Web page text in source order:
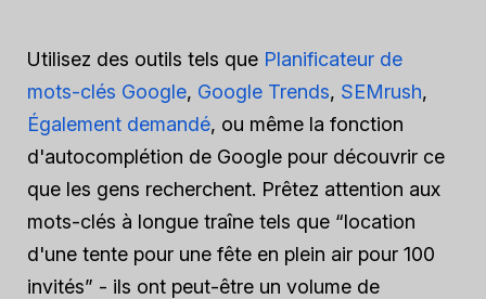
Utilisez des outils tels que Planificateur de
mots-clés Google, Google Trends, SEMrush,
Également demandé, ou même la fonction
d'autocomplétion de Google pour découvrir ce
que les gens recherchent. Prêtez attention aux
mots-clés à longue traîne tels que “location
d'une tente pour une fête en plein air pour 100
invités” - ils ont peut-être un volume de